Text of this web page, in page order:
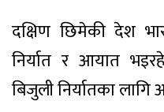
दक्षिण छिमेकी देश
निर्यात र आयात
बिजुली निर्यातका